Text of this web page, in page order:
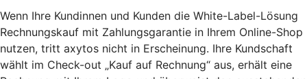
Wenn Ihre Kundinnen und Kunden die White-Label-Lösung
Rechnungskauf mit Zahlungsgarantie in Ihrem Online-Shop
nutzen, tritt axytos nicht in Erscheinung. Ihre Kundschaft
wählt im Check-out „Kauf auf Rechnung“ aus, erhält eine